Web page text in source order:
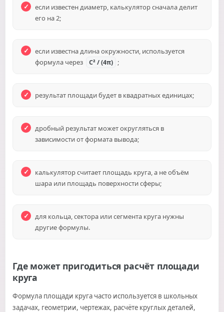
если известен диаметр, калькулятор сначала делит
его на 2;
если известна длина окружности, используется
формула через
C² / (4π) ;
результат площади будет в квадратных единицах;
дробный результат может округляться в
зависимости от формата вывода;
калькулятор считает площадь круга, а не объём
шара или площадь поверхности сферы;
для кольца, сектора или сегмента круга нужны
другие формулы.
Где может пригодиться расчёт площади
круга
Формула площади круга часто используется в школьных
задачах, геометрии, чертежах, расчёте круглых деталей,